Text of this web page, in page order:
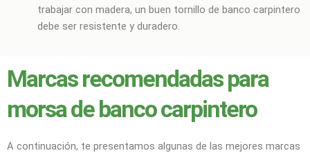
trabajar con madera, un buen tornillo de banco carpintero
debe ser resistente y duradero.
Marcas recomendadas para
morsa de banco carpintero
A continuación, te presentamos algunas de las mejores marcas